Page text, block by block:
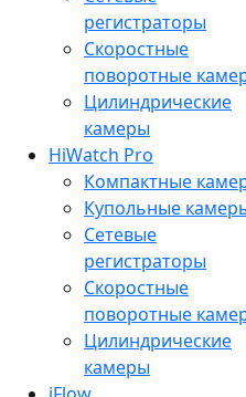
регистраторы
Скоростные
поворотные
Цилиндрические
камеры
HiWatch Pro
Компактные
Купольные
Сетевые
регистраторы
Скоростные
поворотные
Цилиндрические
камеры